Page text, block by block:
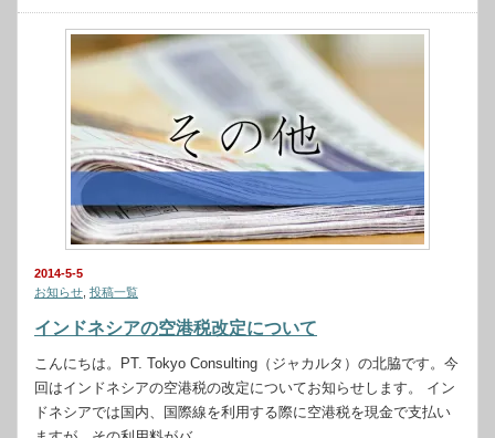
2014-5-5
お知らせ 投稿一覧
インドネシアの空港税改定について
こんにちは。PT. Tokyo Consulting（ジャカルタ）の北脇です。今
回はインドネシアの空港税の改定についてお知らせします。 イン
ドネシアでは国内、国際線を利用する際に空港税を現金で支払い